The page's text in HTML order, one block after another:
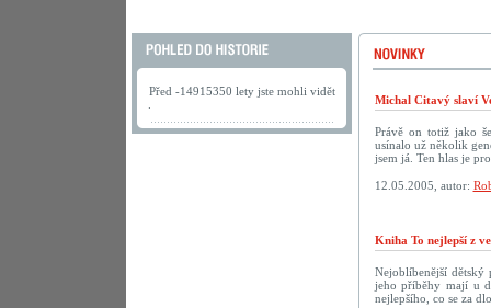
Před -14915350 lety jste mohli vidět
Michal Citavý slaví
Právě on totiž jako
usínalo už několik
jsem já. Ten hlas je
12.05.2005, autor:
Kniha To nejlepší z
Nejoblíbenější dětský
jeho příběhy mají u
nejlepšího, co se za